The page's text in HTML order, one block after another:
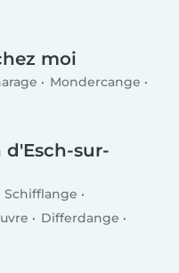
moi
Mondercange
d'Esch-sur-
Schifflange
Differdange